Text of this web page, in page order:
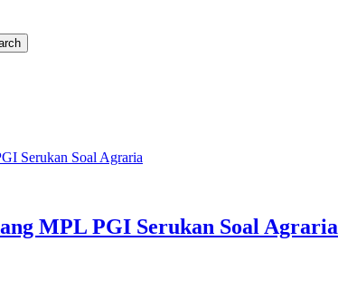
Serukan Soal Agraria
MPL PGI Serukan Soal Agraria